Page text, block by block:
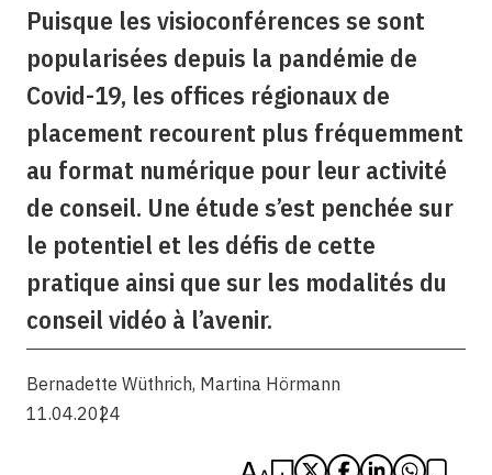
Puisque les visioconférences se sont
popularisées depuis la pandémie de
Covid-19, les offices régionaux de
placement recourent plus fréquemment
au format numérique pour leur activité
de conseil. Une étude s’est penchée sur
le potentiel et les défis de cette
pratique ainsi que sur les modalités du
conseil vidéo à l’avenir.
Bernadette Wüthrich, Martina Hörmann
11.04.2024